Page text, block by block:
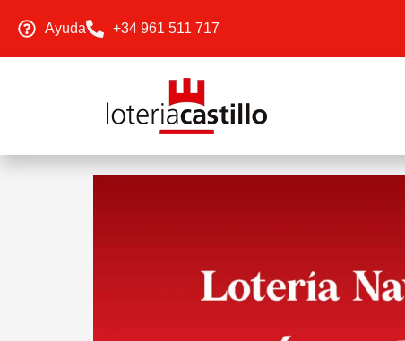
Ayuda +34 961 511 717